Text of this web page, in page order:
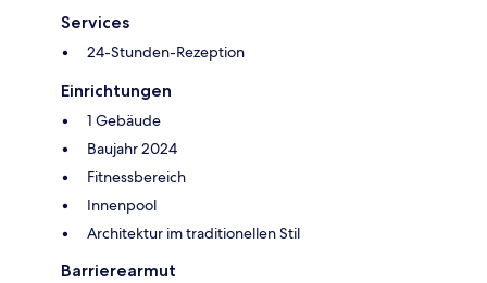
Services
24-Stunden-Rezeption
Einrichtungen
1 Gebäude
Baujahr 2024
Fitnessbereich
Innenpool
Architektur im traditionellen Stil
Barrierearmut